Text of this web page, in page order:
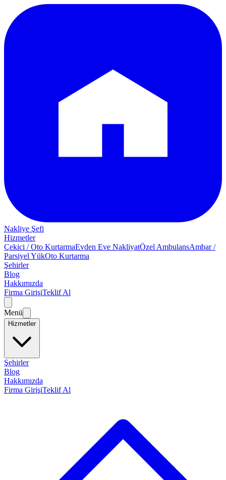
Nakliye Şefi
Hizmetler
Çekici / Oto KurtarmaEvden Eve NakliyatÖzel AmbulansAmbar /
Parsiyel YükOto Kurtarma
Şehirler
Blog
Hakkımızda
Firma GirişiTeklif Al
Menü
Hizmetler
Şehirler
Blog
Hakkımızda
Firma GirişiTeklif Al